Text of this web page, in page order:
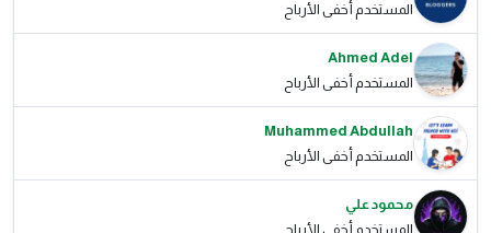
المستخدم أخفى الأرباح
Ahmed Adel
المستخدم أخفى الأرباح
Muhammed Abdullah
المستخدم أخفى الأرباح
محمود علي
المستخدم أخفى الأرباح